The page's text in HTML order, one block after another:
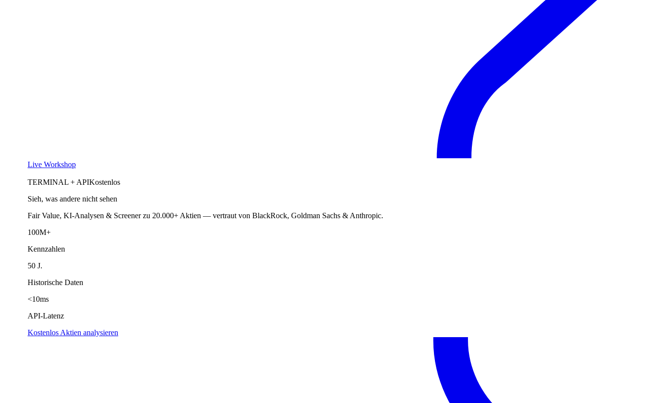
Live Workshop
TERMINAL + APIKostenlos
Sieh, was andere nicht sehen
Fair Value, KI-Analysen & Screener zu 20.000+ Aktien — vertraut von BlackRock, Goldman Sachs & Anthropic.
100M+
Kennzahlen
50 J.
Historische Daten
<10ms
API-Latenz
Kostenlos Aktien analysieren